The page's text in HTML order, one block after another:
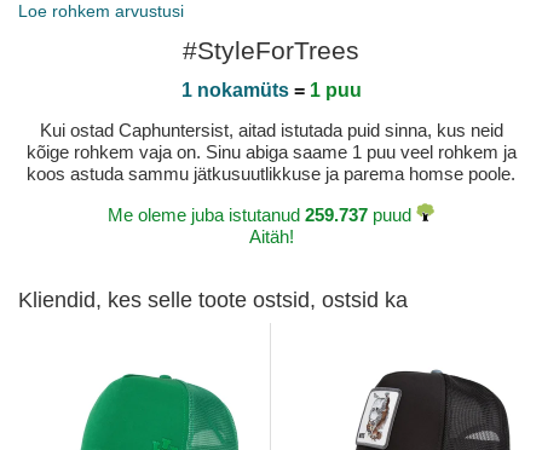
Loe rohkem arvustusi
#StyleForTrees
1 nokamüts= 1 puu
Kui ostad Caphuntersist, aitad istutada puid sinna, kus neid
kõige rohkem vaja on. Sinu abiga saame 1 puu veel rohkem ja
koos astuda sammu jätkusuutlikkuse ja parema homse poole.
Me oleme juba istutanud 259.737 puud
Aitäh!
Kliendid, kes selle toote ostsid, ostsid ka